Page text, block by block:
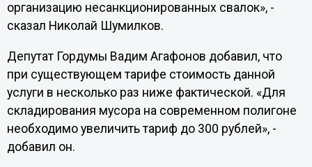
организацию несанкционированных свалок», -
сказал Николай Шумилков.
Депутат Гордумы Вадим Агафонов добавил, что
при существующем тарифе стоимость данной
услуги в несколько раз ниже фактической. «Для
складирования мусора на современном полигоне
необходимо увеличить тариф до 300 рублей», -
добавил он.